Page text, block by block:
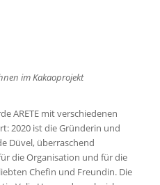
im Kakaoprojekt
ARETE mit verschiedenen
2020 ist die Gründerin und
Düvel, überraschend
die Organisation und für die
Chefin und Freundin. Die